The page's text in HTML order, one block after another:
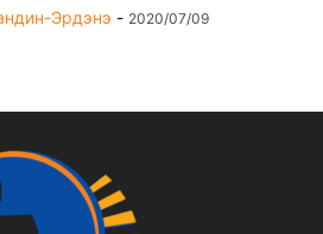
Эрдэнэ - 2020/07/09